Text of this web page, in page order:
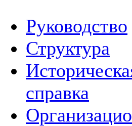
Руководство
Структура
справка